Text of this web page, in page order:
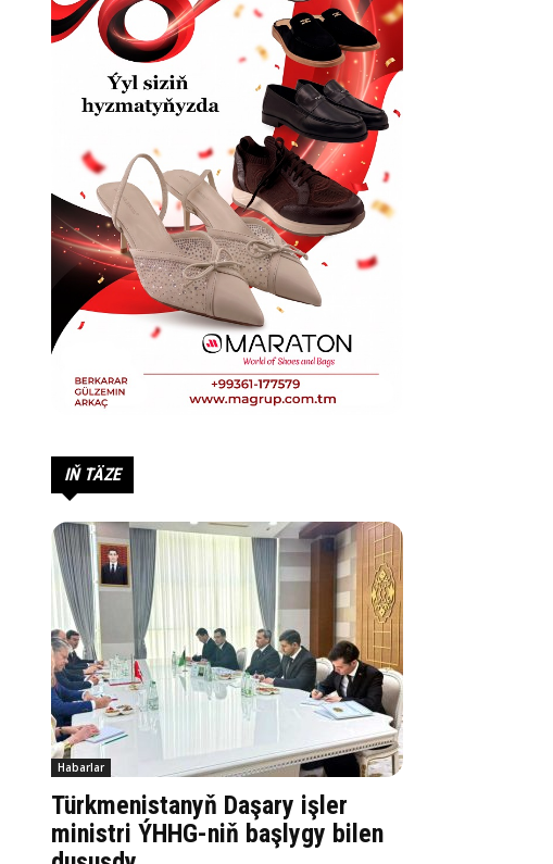
IŇ TÄZE
Habarlar
Türkmenistanyň Daşary işler
ministri ÝHHG-niň başlygy bilen